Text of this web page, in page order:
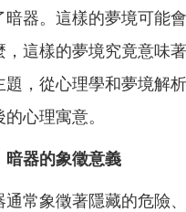
暗器。這樣的夢境可能
，這樣的夢境究竟意味
題，從心理學和夢境解
心理寓意。
暗器的象徵意義
常象徵著隱藏的危險